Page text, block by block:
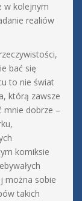
w kolejnym
realiów
bać się
to nie świat
którą zawsze
mnie dobrze –
komiksie
można sobie
takich